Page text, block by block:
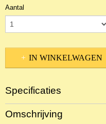
Aantal
IN WINKELWAGEN
Specificaties
Productcode
2BKR-4374
Omschrijving